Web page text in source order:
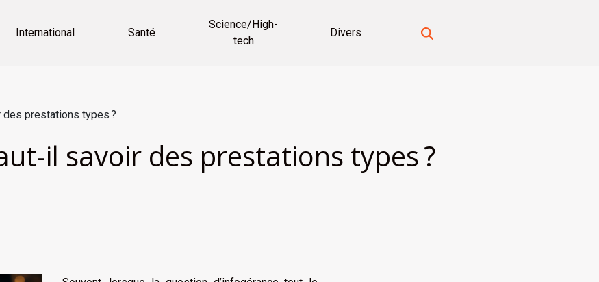
International Santé
Science/High-
tech
Divers
prestations types ?
il savoir des prestations types ?